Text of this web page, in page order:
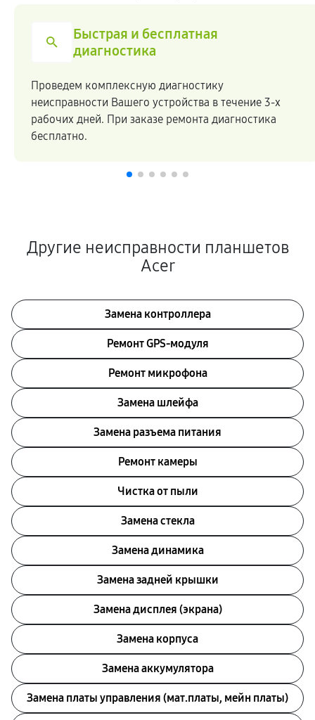
Быстрая и бесплатная
диагностика
Проведем комплексную диагностику
неисправности Вашего устройства в течение 3-х
рабочих дней. При заказе ремонта диагностика
бесплатно.
Другие неисправности планшетов
Acer
Замена контроллера
Ремонт GPS-модуля
Ремонт микрофона
Замена шлейфа
Замена разъема питания
Ремонт камеры
Чистка от пыли
Замена стекла
Замена динамика
Замена задней крышки
Замена дисплея (экрана)
Замена корпуса
Замена аккумулятора
Замена платы управления (мат.платы, мейн платы)